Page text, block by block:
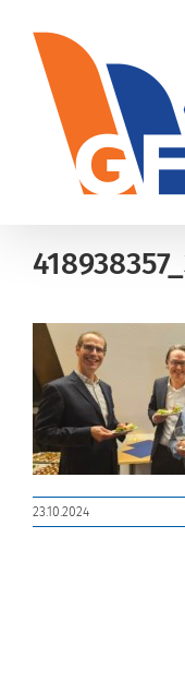
Inhalt
springen
23.10.2024